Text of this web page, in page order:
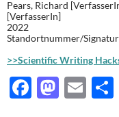
Pears, Richard
[VerfasserIn]
2022
Standortnummer/Signatur
>>Scientific Writing
F
M E